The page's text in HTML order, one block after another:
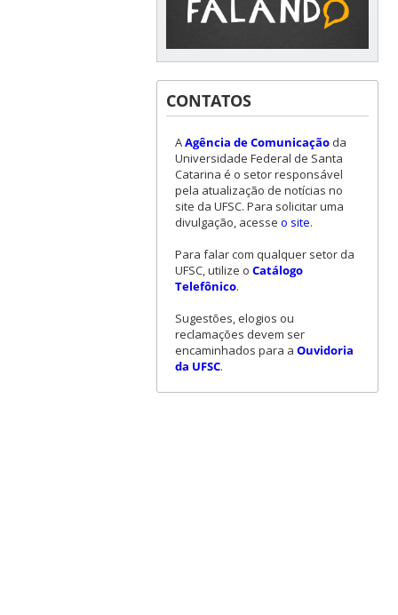
CONTATOS
AAgência de Comunicaçãoda
Universidade Federal de Santa
Catarina é o setor responsável
pela atualização de notícias no
site da UFSC. Para solicitar uma
divulgação, acesse o site.
Para falar com qualquer setor da
UFSC, utilize o Catálogo
Telefônico.
Sugestões, elogios ou
reclamações devem ser
encaminhados para a Ouvidoria
da UFSC.